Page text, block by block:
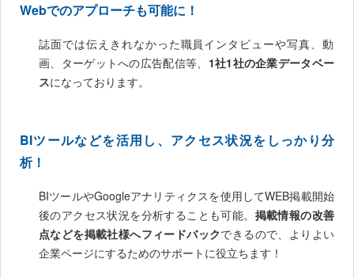
Webでのアプローチも可能に！
誌面では伝えきれなかった職員インタビューや写真、動
画、ターゲットへの広告配信等、 1社1社の企業データベー
スになっております。
BIツールなどを活用し、アクセス状況をしっかり分
析！
BIツールやGoogleアナリティクスを使用してWEB掲載開始
後のアクセス状況を分析することも可能。 掲載情報の改善
点などを掲載社様へフィードバックできるので、よりよい
企業ページにするためのサポートに役立ちます！